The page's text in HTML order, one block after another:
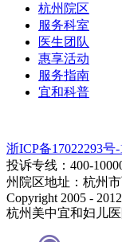
杭州院区
服务科室
医生团队
惠享活动
服务指南
宜和科普
浙ICP备17022293号-
投诉专线：400-
州院区地址：杭州
Copyright 2005 -
杭州美中宜和妇儿